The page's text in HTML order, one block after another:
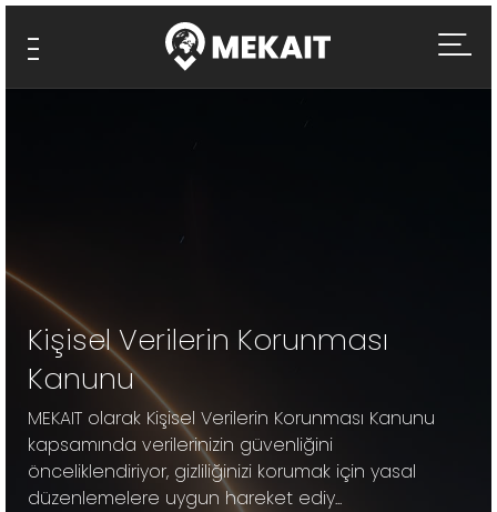
Kişisel Verilerin Korunması
Kanunu
MEKAIT olarak Kişisel Verilerin Korunması Kanunu
kapsamında verilerinizin güvenliğini
önceliklendiriyor, gizliliğinizi korumak için yasal
düzenlemelere uygun hareket ediy...